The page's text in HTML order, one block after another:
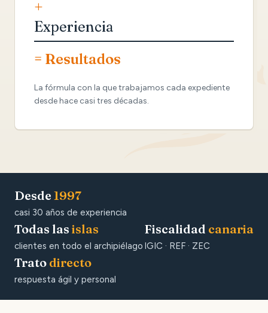
+
Experiencia
= Resultados
La fórmula con la que trabajamos cada expediente
desde hace casi tres décadas.
Desde 1997
casi 30 años de experiencia
Todas las islas
clientes en todo el archipiélago
Fiscalidad canaria
IGIC · REF · ZEC
Trato directo
respuesta ágil y personal